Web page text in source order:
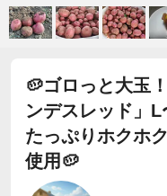
🥔ゴロっと大玉
ンデスレッド」
たっぷりホクホ
使用🥔